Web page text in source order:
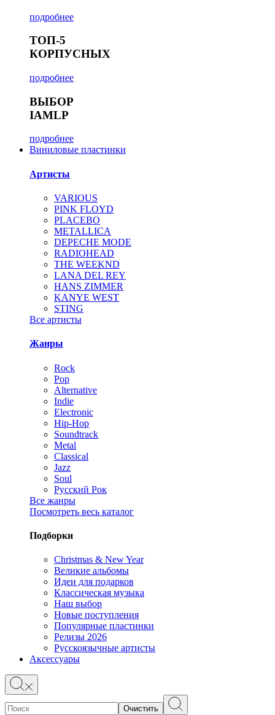
подробнее
ТОП-5
КОРПУСНЫХ
подробнее
ВЫБОР
IAMLP
подробнее
Виниловые пластинки
Артисты
VARIOUS
PINK FLOYD
PLACEBO
METALLICA
DEPECHE MODE
RADIOHEAD
THE WEEKND
LANA DEL REY
HANS ZIMMER
KANYE WEST
STING
Все артисты
Жанры
Rock
Pop
Alternative
Indie
Electronic
Hip-Hop
Soundtrack
Metal
Classical
Jazz
Soul
Русский Рок
Все жанры
Посмотреть весь каталог
Подборки
Christmas & New Year
Великие альбомы
Идеи для подарков
Классическая музыка
Наш выбор
Новые поступления
Популярные пластинки
Релизы 2026
Русскоязычные артисты
Аксессуары
Очистить